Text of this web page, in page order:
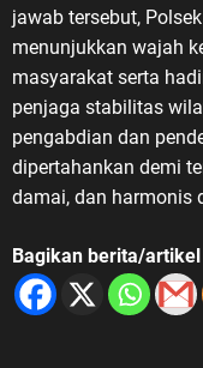
jawab tersebut,
menunjukkan wajah
masyarakat serta
penjaga stabilitas
pengabdian dan
dipertahankan demi
damai, dan harmonis
Bagikan berita/